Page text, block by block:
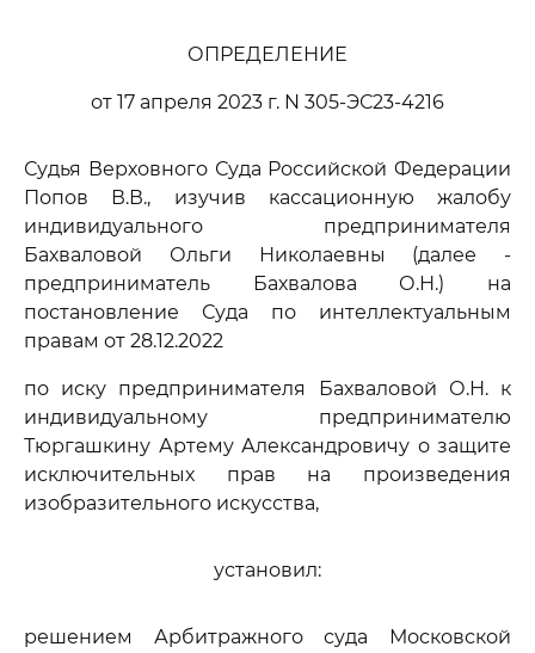
ОПРЕДЕЛЕНИЕ
от 17 апреля 2023 г. N 305-ЭС23-4216
Судья Верховного Суда Российской Федерации
Попов В.В., изучив кассационную жалобу
индивидуального предпринимателя
Бахваловой Ольги Николаевны (далее -
предприниматель Бахвалова О.Н.) на
постановление Суда по интеллектуальным
правам от 28.12.2022
по иску предпринимателя Бахваловой О.Н. к
индивидуальному предпринимателю
Тюргашкину Артему Александровичу о защите
исключительных прав на произведения
изобразительного искусства,
установил:
решением Арбитражного суда Московской